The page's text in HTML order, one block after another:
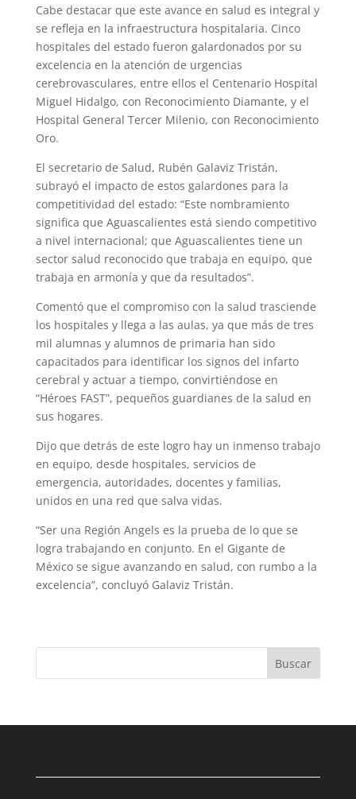
Cabe destacar que este avance en salud es integral y
se refleja en la infraestructura hospitalaria. Cinco
hospitales del estado fueron galardonados por su
excelencia en la atención de urgencias
cerebrovasculares, entre ellos el Centenario Hospital
Miguel Hidalgo, con Reconocimiento Diamante, y el
Hospital General Tercer Milenio, con Reconocimiento
Oro.
El secretario de Salud, Rubén Galaviz Tristán,
subrayó el impacto de estos galardones para la
competitividad del estado: “Este nombramiento
significa que Aguascalientes está siendo competitivo
a nivel internacional; que Aguascalientes tiene un
sector salud reconocido que trabaja en equipo, que
trabaja en armonía y que da resultados”.
Comentó que el compromiso con la salud trasciende
los hospitales y llega a las aulas, ya que más de tres
mil alumnas y alumnos de primaria han sido
capacitados para identificar los signos del infarto
cerebral y actuar a tiempo, convirtiéndose en
“Héroes FAST”, pequeños guardianes de la salud en
sus hogares.
Dijo que detrás de este logro hay un inmenso trabajo
en equipo, desde hospitales, servicios de
emergencia, autoridades, docentes y familias,
unidos en una red que salva vidas.
“Ser una Región Angels es la prueba de lo que se
logra trabajando en conjunto. En el Gigante de
México se sigue avanzando en salud, con rumbo a la
excelencia”, concluyó Galaviz Tristán.
Buscar